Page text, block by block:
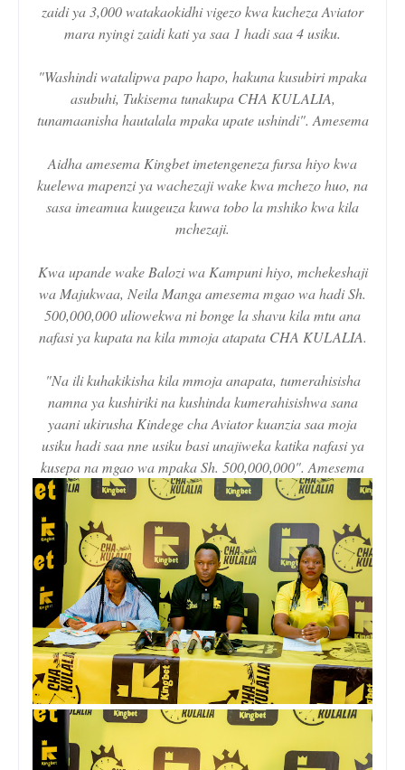
zaidi ya 3,000 watakaokidhi vigezo kwa kucheza Aviator
mara nyingi zaidi kati ya saa 1 hadi saa 4 usiku.
"Washindi watalipwa papo hapo, hakuna kusubiri mpaka
asubuhi, Tukisema tunakupa CHA KULALIA,
tunamaanisha hautalala mpaka upate ushindi". Amesema
Aidha amesema Kingbet imetengeneza fursa hiyo kwa
kuelewa mapenzi ya wachezaji wake kwa mchezo huo, na
sasa imeamua kuugeuza kuwa tobo la mshiko kwa kila
mchezaji.
Kwa upande wake Balozi wa Kampuni hiyo, mchekeshaji
wa Majukwaa, Neila Manga amesema mgao wa hadi Sh.
500,000,000 uliowekwa ni bonge la shavu kila mtu ana
nafasi ya kupata na kila mmoja atapata CHA KULALIA.
"Na ili kuhakikisha kila mmoja anapata, tumerahisisha
namna ya kushiriki na kushinda kumerahisishwa sana
yaani ukirusha Kindege cha Aviator kuanzia saa moja
usiku hadi saa nne usiku basi unajiweka katika nafasi ya
kusepa na mgao wa mpaka Sh. 500,000,000". Amesema